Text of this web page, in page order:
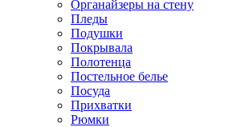
Органайзеры на стену
Пледы
Подушки
Покрывала
Полотенца
Постельное белье
Посуда
Прихватки
Рюмки